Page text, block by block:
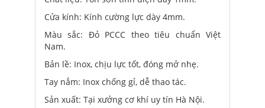
Cửa kính: Kính cường lực dày 4mm.
Màu sắc: Đỏ PCCC theo tiêu chuẩn Việt
Nam.
Bản lề: Inox, chịu lực tốt, đóng mở nhẹ.
Tay nắm: Inox chống gỉ, dễ thao tác.
Sản xuất: Tại xưởng cơ khí uy tín Hà Nội.